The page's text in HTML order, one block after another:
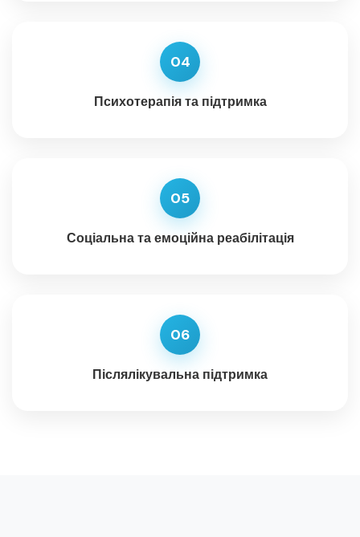
04
Психотерапія та підтримка
05
Соціальна та емоційна реабілітація
06
Післялікувальна підтримка